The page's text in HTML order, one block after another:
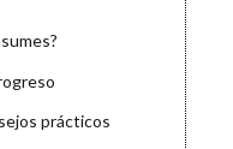
prácticos